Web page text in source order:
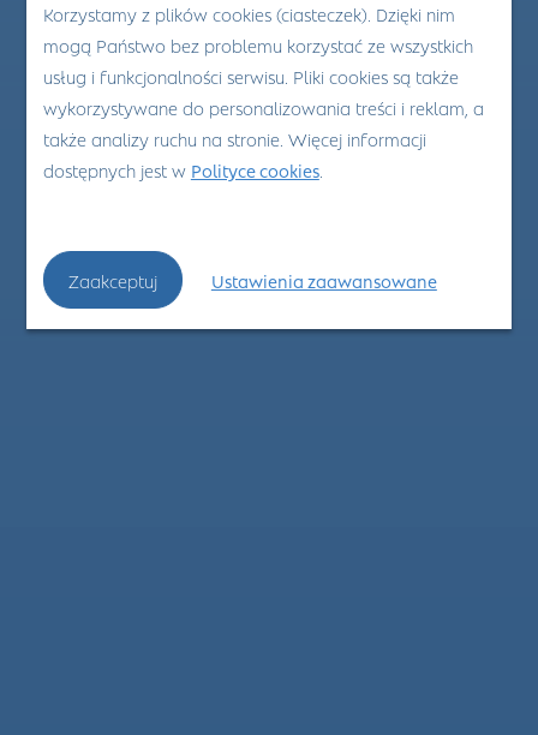
Korzystamy z plików cookies (ciasteczek). Dzięki nim
mogą Państwo bez problemu korzystać ze wszystkich
usług i funkcjonalności serwisu. Pliki cookies są także
wykorzystywane do personalizowania treści i reklam, a
także analizy ruchu na stronie. Więcej informacji
dostępnych jest w Polityce cookies.
Zaakceptuj Ustawienia zaawansowane